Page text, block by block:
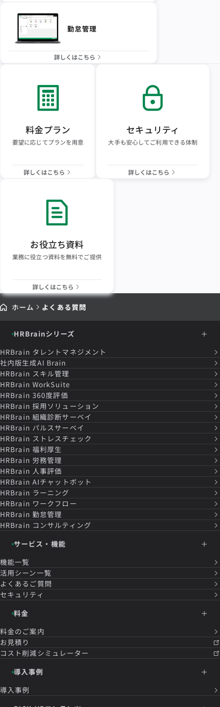
勤怠管理
詳しくはこちら
料金プラン
要望に応じてプランを用意
詳しくはこちら
セキュリティ
大手も安心してご利用できる体制
詳しくはこちら
お役立ち資料
業務に役立つ資料を無料でご提供
詳しくはこちら
ホーム よくある質問
HRBrainシリーズ
HRBrain タレントマネジメント
社内版生成AI Brain
HRBrain スキル管理
HRBrain WorkSuite
HRBrain 360度評価
HRBrain 採用ソリューション
HRBrain 組織診断サーベイ
HRBrain パルスサーベイ
HRBrain ストレスチェック
HRBrain 福利厚生
HRBrain 労務管理
HRBrain 人事評価
HRBrain AIチャットボット
HRBrain ラーニング
HRBrain ワークフロー
HRBrain 勤怠管理
HRBrain コンサルティング
サービス・機能
機能一覧
活用シーン一覧
よくあるご質問
セキュリティ
料金
料金のご案内
お見積り
コスト削減シミュレーター
導入事例
導入事例